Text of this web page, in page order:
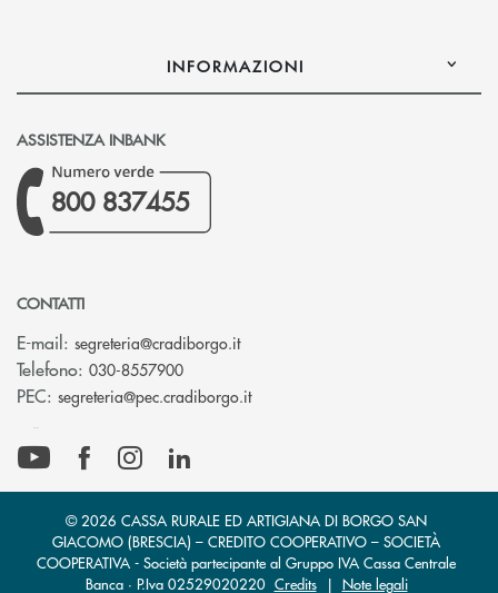
INFORMAZIONI
ASSISTENZA INBANK
800 837455
CONTATTI
E-mail: segreteria@cradiborgo.it(si apre l’app di posta elettronica)
Telefono: 030-8557900
PEC: segreteria@pec.cradiborgo.it(si apre l’app di posta
© 2026 CASSA RURALE ED ARTIGIANA DI BORGO SAN
GIACOMO (BRESCIA) – CREDITO COOPERATIVO – SOCIETÀ
COOPERATIVA - Società partecipante al Gruppo IVA Cassa Centrale
Banca · P.Iva 02529020220 Credits| Note legali